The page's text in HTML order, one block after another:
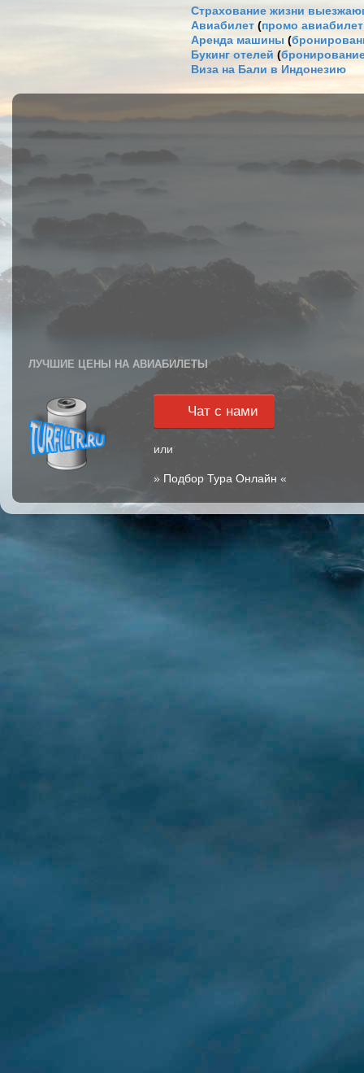
Страхование жизни
Авиабилет (промо
Аренда машины (
Букинг отелей (
Виза на Бали в Индонезию
ЛУЧШИЕ ЦЕНЫ НА АВИАБИЛЕТЫ
Чат с нами
или
» Подбор Тура Онлайн «